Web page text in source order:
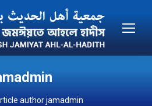
author jamadmin